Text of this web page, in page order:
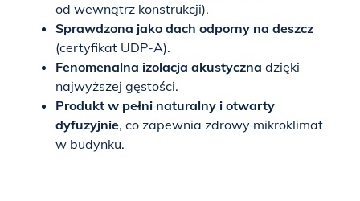
od wewnątrz konstrukcji).
Sprawdzona jako dach odporny na deszcz
(certyfikat UDP-A).
Fenomenalna izolacja akustyczna dzięki
najwyższej gęstości.
Produkt w pełni naturalny i otwarty
dyfuzyjnie, co zapewnia zdrowy mikroklimat
w budynku.